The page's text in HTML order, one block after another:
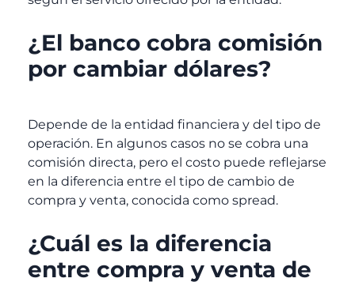
¿El banco cobra comisión
por cambiar dólares?
Depende de la entidad financiera y del tipo de
operación. En algunos casos no se cobra una
comisión directa, pero el costo puede reflejarse
en la diferencia entre el tipo de cambio de
compra y venta, conocida como spread.
¿Cuál es la diferencia
entre compra y venta de